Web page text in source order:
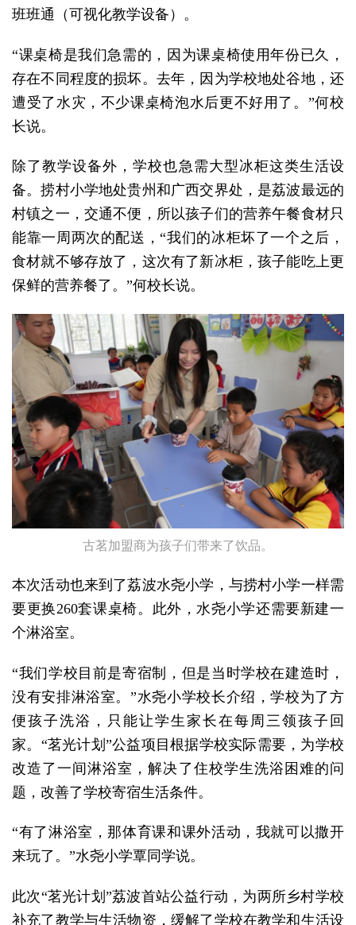
班班通（可视化教学设备）。
“课桌椅是我们急需的，因为课桌椅使用年份已久，
存在不同程度的损坏。去年，因为学校地处谷地，还
遭受了水灾，不少课桌椅泡水后更不好用了。”何校
长说。
除了教学设备外，学校也急需大型冰柜这类生活设
备。捞村小学地处贵州和广西交界处，是荔波最远的
村镇之一，交通不便，所以孩子们的营养午餐食材只
能靠一周两次的配送，“我们的冰柜坏了一个之后，
食材就不够存放了，这次有了新冰柜，孩子能吃上更
保鲜的营养餐了。”何校长说。
古茗加盟商为孩子们带来了饮品。
本次活动也来到了荔波水尧小学，与捞村小学一样需
要更换260套课桌椅。此外，水尧小学还需要新建一
个淋浴室。
“我们学校目前是寄宿制，但是当时学校在建造时，
没有安排淋浴室。”水尧小学校长介绍，学校为了方
便孩子洗浴，只能让学生家长在每周三领孩子回
家。“茗光计划”公益项目根据学校实际需要，为学校
改造了一间淋浴室，解决了住校学生洗浴困难的问
题，改善了学校寄宿生活条件。
“有了淋浴室，那体育课和课外活动，我就可以撒开
来玩了。”水尧小学覃同学说。
此次“茗光计划”荔波首站公益行动，为两所乡村学校
补充了教学与生活物资，缓解了学校在教学和生活设